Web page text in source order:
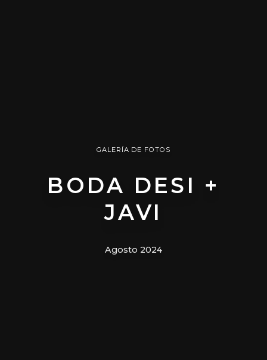
GALERÍA DE FOTOS
BODA DESI +
JAVI
Agosto 2024